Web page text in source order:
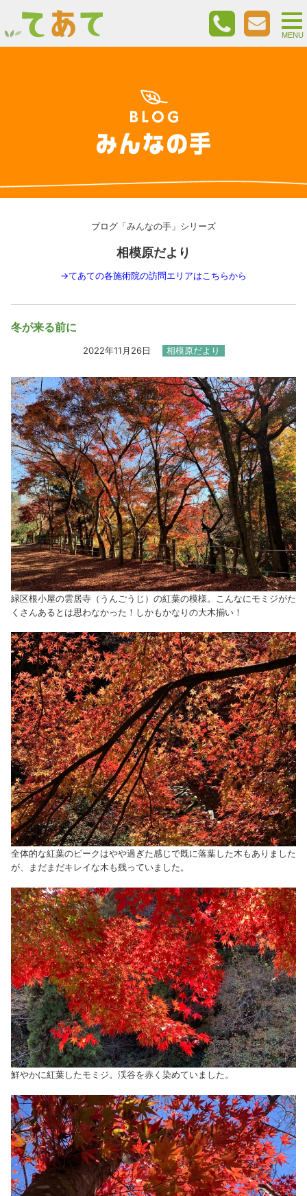
ブログ「みんなの手」シリーズ
相模原だより
→てあての各施術院の訪問エリアはこちらから
冬が来る前に
2022年11月26日 相模原だより
緑区根小屋の雲居寺（うんごうじ）の紅葉の模様。こんなにモミジがた
くさんあるとは思わなかった！しかもかなりの大木揃い！
全体的な紅葉のピークはやや過ぎた感じで既に落葉した木もありました
が、まだまだキレイな木も残っていました。
鮮やかに紅葉したモミジ。渓谷を赤く染めていました。
MENU